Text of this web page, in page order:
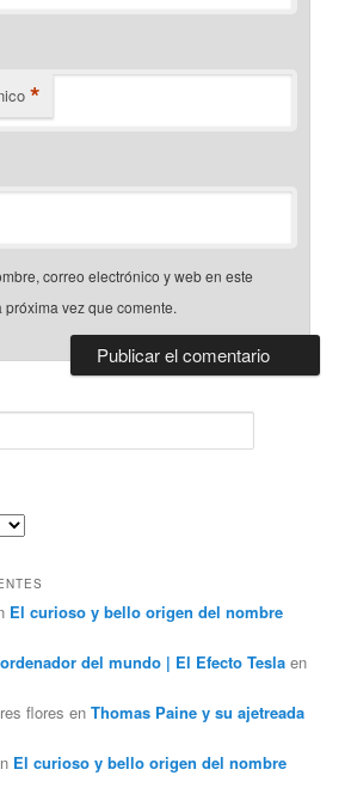
*
correo electrónico y web en este
vez que comente.
El curioso y bello origen del nombre
del mundo | El Efecto Tesla en
flores enThomas Paine y su ajetreada
El curioso y bello origen del nombre